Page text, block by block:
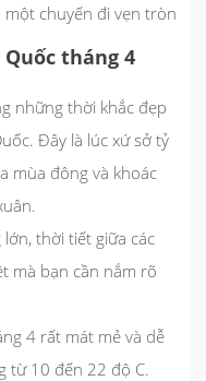
chuyến đi vẹn tròn
tháng 4
những thời khắc đẹp
Đây là lúc xứ sở tỷ
mùa đông và khoác
thời tiết giữa các
mà bạn cần nắm rõ
4 rất mát mẻ và dễ
từ 10 đến 22 độ C.